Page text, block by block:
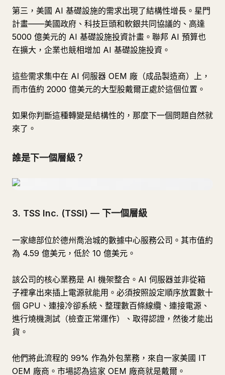
第三，美國 AI 基礎設施的需求出現了結構性增長。星門
計畫——美國政府、科技巨頭和軟銀共同協議的、高達
5000 億美元的 AI 基礎設施投資計畫。聯邦 AI 預算也
在擴大，企業也競相增加 AI 基礎設施投資。
這些需求集中在 AI 伺服器 OEM 廠（成品製造商）上，
而市值約 2000 億美元的大型股戴爾正處於這個位置。
如果你判斷這種轉變是結構性的，那麼下一個問題自然就
來了。
誰是下一個層級？
3. TSS Inc. (TSSI) — 下一個層級
一家總部位於德州喬治城的數據中心服務公司。其市值約
為 4.59 億美元，低於 10 億美元。
該公司的核心業務是 AI 機架整合。AI 伺服器並非從箱
子裡拿出來插上電源就能用。必須按照設定順序放置數十
個 GPU、連接冷卻系統、整理數百條線纜、連接電源、
進行燒機測試（檢查正常運作）、取得認證，然後才能出
貨。
他們將此流程的 99% 作為外包業務，來自一家美國 IT
OEM 廠商。市場認為這家 OEM 廠商就是戴爾。